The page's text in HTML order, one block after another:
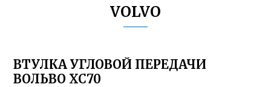
VOLVO
ВТУЛКА УГЛОВОЙ ПЕРЕДАЧИ
ВОЛЬВО ХС70